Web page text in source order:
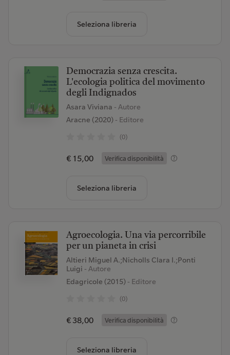
Seleziona libreria
Democrazia senza crescita.
L'ecologia politica del movimento
degli Indignados
Asara Viviana - Autore
Aracne (2020)- Editore
(0)
€ 15,00 Verifica disponibilità
Seleziona libreria
Agroecologia. Una via percorribile
per un pianeta in crisi
Altieri Miguel A.;Nicholls Clara I.;Ponti
Luigi - Autore
Edagricole (2015)- Editore
(0)
€ 38,00 Verifica disponibilità
Seleziona libreria